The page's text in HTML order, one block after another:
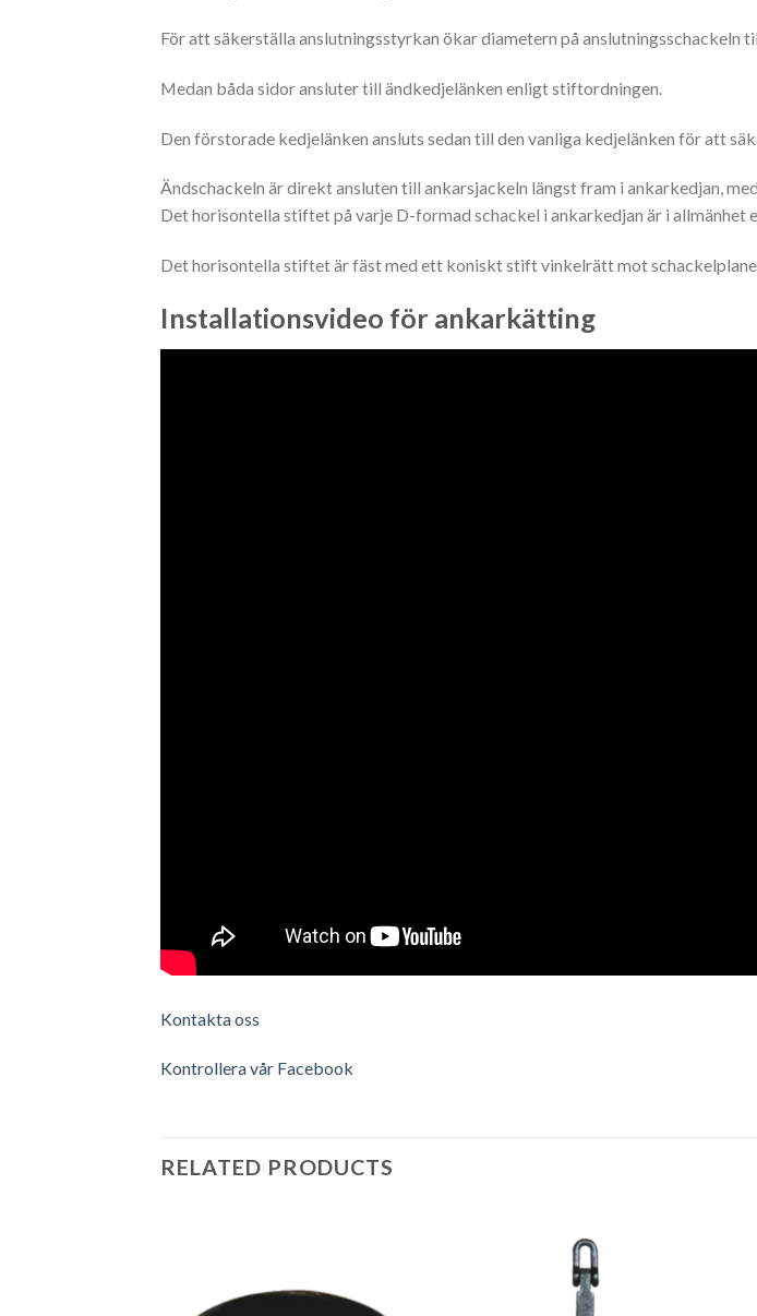
För att säkerställa anslutningsstyrkan ökar diametern på anslutningsschackeln
Medan båda sidor ansluter till ändkedjelänken enligt stiftordningen.
Den förstorade kedjelänken ansluts sedan till den vanliga kedjelänken för att
Ändschackeln är direkt ansluten till ankarsjackeln längst fram i ankarkedjan,
Det horisontella stiftet på varje D-formad schackel i ankarkedjan är i allmänhet
Det horisontella stiftet är fäst med ett koniskt stift vinkelrätt mot
Installationsvideo för ankarkätting
Kontakta oss
Kontrollera vår Facebook
RELATED PRODUCTS